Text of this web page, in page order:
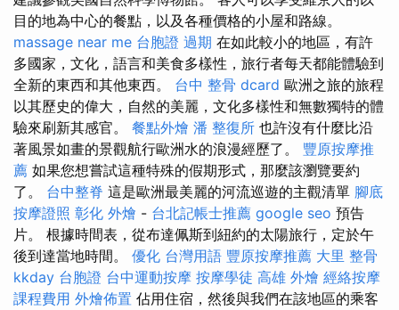
目的地為中心的餐點，以及各種價格的小屋和路線。
massage near me 台胞證 過期 在如此較小的地區，有許
多國家，文化，語言和美食多樣性，旅行者每天都能體驗到
全新的東西和其他東西。 台中 整骨 dcard 歐洲之旅的旅程
以其歷史的偉大，自然的美麗，文化多樣性和無數獨特的體
驗來刷新其感官。 餐點外燴 潘 整復所 也許沒有什麼比沿
著風景如畫的景觀航行歐洲水的浪漫經歷了。 豐原按摩推
薦 如果您想嘗試這種特殊的假期形式，那麼該瀏覽要約
了。 台中整脊 這是歐洲最美麗的河流巡遊的主觀清單 腳底
按摩證照 彰化 外燴 - 台北記帳士推薦 google seo 預告
片。 根據時間表，從布達佩斯到紐約的太陽旅行，定於午
後到達當地時間。 優化 台灣用語 豐原按摩推薦 大里 整骨
kkday 台胞證 台中運動按摩 按摩學徒 高雄 外燴 經絡按摩
課程費用 外燴佈置 佔用住宿，然後與我們在該地區的乘客